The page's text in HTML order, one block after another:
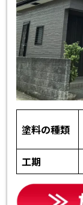
塗料の種類
工期